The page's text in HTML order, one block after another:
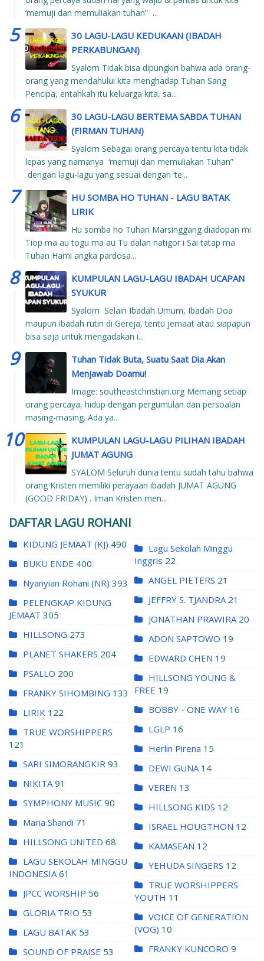
‘memuji dan memuliakan tuhan” ...
30 LAGU-LAGU KEDUKAAN (IBADAH
PERKABUNGAN)
Syalom Tidak bisa dipungkiri bahwa ada orang-
orang yang mendahului kita menghadap Tuhan Sang
Pencipa, entahkah itu keluarga kita, sa...
30 LAGU-LAGU BERTEMA SABDA TUHAN
(FIRMAN TUHAN)
Syalom Sebagai orang percaya tentu kita tidak
lepas yang namanya ‘memuji dan memuliakan Tuhan”
dengan lagu-lagu yang sesuai dengan ‘te...
HU SOMBA HO TUHAN - LAGU BATAK
LIRIK
Hu somba ho Tuhan Marsinggang diadopan mi
Tiop ma au togu ma au Tu dalan natigor i Sai tatap ma
Tuhan Hami angka pardosa...
KUMPULAN LAGU-LAGU IBADAH UCAPAN
SYUKUR
Syalom Selain Ibadah Umum, Ibadah Doa
maupun ibadah rutin di Gereja, tentu jemaat atau siapapun
bisa saja untuk mengadakan i...
Tuhan Tidak Buta, Suatu Saat Dia Akan
Menjawab Doamu!
Image: southeastchristian.org Memang setiap
orang percaya, hidup dengan pergumulan dan persoalan
masing-masing. Ada ya...
KUMPULAN LAGU-LAGU PILIHAN IBADAH
JUMAT AGUNG
SYALOM Seluruh dunia tentu sudah tahu bahwa
orang Kristen memiliki perayaan ibadah JUMAT AGUNG
(GOOD FRIDAY) . Iman Kristen men...
DAFTAR LAGU ROHANI
KIDUNG JEMAAT (KJ) 490
BUKU ENDE 400
Nyanyian Rohani (NR) 393
PELENGKAP KIDUNG
JEMAAT 305
HILLSONG 273
PLANET SHAKERS 204
PSALLO 200
FRANKY SIHOMBING 133
LIRIK 122
TRUE WORSHIPPERS
121
SARI SIMORANGKIR 93
NIKITA 91
SYMPHONY MUSIC 90
Maria Shandi 71
HILLSONG UNITED 68
LAGU SEKOLAH MINGGU
INDONESIA 61
JPCC WORSHIP 56
GLORIA TRIO 53
LAGU BATAK 53
SOUND OF PRAISE 53
Lagu Sekolah Minggu
Inggris 22
ANGEL PIETERS 21
JEFFRY S. TJANDRA 21
JONATHAN PRAWIRA 20
ADON SAPTOWO 19
EDWARD CHEN 19
HILLSONG YOUNG &
FREE 19
BOBBY - ONE WAY 16
LGLP 16
Herlin Pirena 15
DEWI GUNA 14
VEREN 13
HILLSONG KIDS 12
ISRAEL HOUGTHON 12
KAMASEAN 12
YEHUDA SINGERS 12
TRUE WORSHIPPERS
YOUTH 11
VOICE OF GENERATION
(VOG) 10
FRANKY KUNCORO 9